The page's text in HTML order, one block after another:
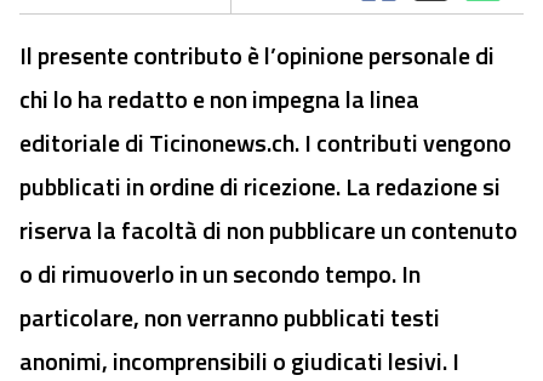
Il presente contributo è l’opinione personale di
chi lo ha redatto e non impegna la linea
editoriale di Ticinonews.ch. I contributi vengono
pubblicati in ordine di ricezione. La redazione si
riserva la facoltà di non pubblicare un contenuto
o di rimuoverlo in un secondo tempo. In
particolare, non verranno pubblicati testi
anonimi, incomprensibili o giudicati lesivi. I